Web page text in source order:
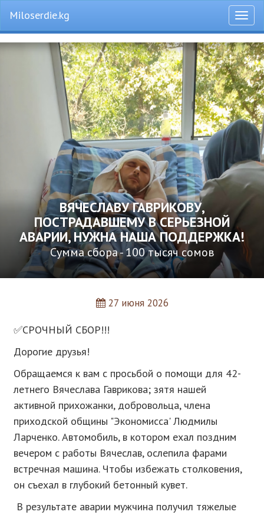
меню
Miloserdie.kg
ВЯЧЕСЛАВУ ГАВРИКОВУ,
ПОСТРАДАВШЕМУ В СЕРЬЕЗНОЙ
АВАРИИ, НУЖНА НАША ПОДДЕРЖКА!
Сумма сбора - 100 тысяч сомов
27 июня 2026
✅️СРОЧНЫЙ СБОР!!!
Дорогие друзья!
Обращаемся к вам с просьбой о помощи для 42-
летнего Вячеслава Гаврикова; зятя нашей
активной прихожанки, добровольца, члена
приходской общины "Экономисса' Людмилы
Ларченко. Автомобиль, в котором ехал поздним
вечером с работы Вячеслав, ослепила фарами
встречная машина. Чтобы избежать столковения,
он съехал в глубокий бетонный кувет.
В результате аварии мужчина получил тяжелые